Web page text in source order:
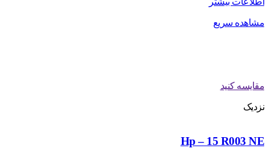
مشاهده سریع
مقایسه کنید
نزدیک
Hp – 15 R003 NE